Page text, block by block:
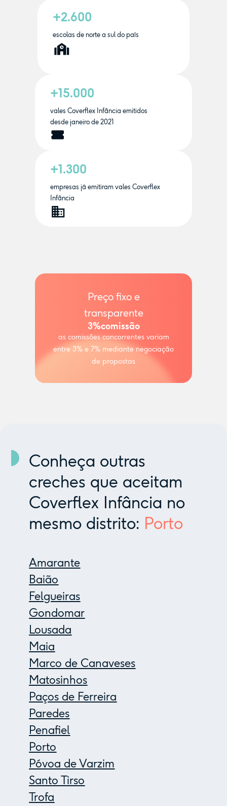
+2.600
escolas de norte a sul do país
+15.000
vales Coverflex Infância emitidos
desde janeiro de 2021
+1.300
empresas já emitiram vales Coverflex
Infância
Preço fixo e
transparente
3%comissão
as comissões concorrentes variam
entre 3% e 7% mediante negociação
de propostas
Conheça outras
creches que aceitam
Coverflex Infância no
mesmo distrito: Porto
Amarante
Baião
Felgueiras
Gondomar
Lousada
Maia
Marco de Canaveses
Matosinhos
Paços de Ferreira
Paredes
Penafiel
Porto
Póvoa de Varzim
Santo Tirso
Trofa